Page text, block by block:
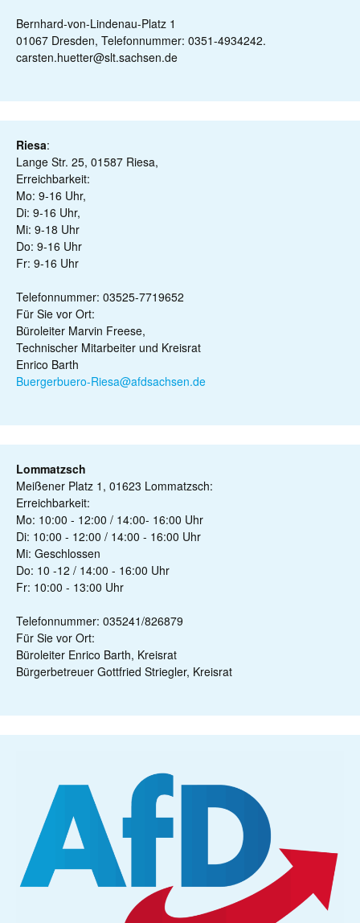
Bernhard-von-Lindenau-Platz 1
01067 Dresden, Telefonnummer: 0351-4934242.
carsten.huetter@slt.sachsen.de
Riesa:
Lange Str. 25, 01587 Riesa,
Erreichbarkeit:
Mo: 9-16 Uhr,
Di: 9-16 Uhr,
Mi: 9-18 Uhr
Do: 9-16 Uhr
Fr: 9-16 Uhr
Telefonnummer: 03525-7719652
Für Sie vor Ort:
Büroleiter Marvin Freese,
Technischer Mitarbeiter und Kreisrat
Enrico Barth
Buergerbuero-Riesa@afdsachsen.de
Lommatzsch
Meißener Platz 1, 01623 Lommatzsch:
Erreichbarkeit:
Mo: 10:00 - 12:00 / 14:00- 16:00 Uhr
Di: 10:00 - 12:00 / 14:00 - 16:00 Uhr
Mi: Geschlossen
Do: 10 -12 / 14:00 - 16:00 Uhr
Fr: 10:00 - 13:00 Uhr
Telefonnummer: 035241/826879
Für Sie vor Ort:
Büroleiter Enrico Barth, Kreisrat
Bürgerbetreuer Gottfried Striegler, Kreisrat